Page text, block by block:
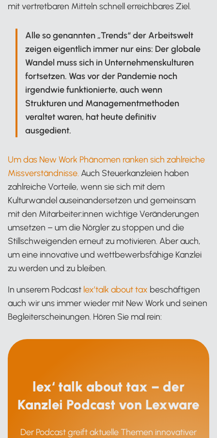
mit vertretbaren Mitteln schnell erreichbares Ziel.
Alle so genannten „Trends“ der Arbeitswelt
zeigen eigentlich immer nur eins: Der globale
Wandel muss sich in Unternehmenskulturen
fortsetzen. Was vor der Pandemie noch
irgendwie funktionierte, auch wenn
Strukturen und Managementmethoden
veraltet waren, hat heute definitiv
ausgedient.
Um das New Work Phänomen ranken sich zahlreiche
Missverständnisse. Auch Steuerkanzleien haben
zahlreiche Vorteile, wenn sie sich mit dem
Kulturwandel auseinandersetzen und gemeinsam
mit den Mitarbeiter:innen wichtige Veränderungen
umsetzen – um die Nörgler zu stoppen und die
Stillschweigenden erneut zu motivieren. Aber auch,
um eine innovative und wettbewerbsfähige Kanzlei
zu werden und zu bleiben.
In unserem Podcast lex’talk about tax beschäftigen
auch wir uns immer wieder mit New Work und seinen
Begleiterscheinungen. Hören Sie mal rein:
lex‘ talk about tax – der
Kanzlei Podcast von Lexware
Der Podcast greift aktuelle Themen innovativer